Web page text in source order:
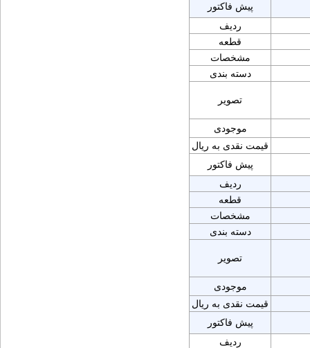
پیش فاکتور
ردیف
قطعه
مشخصات
دسته بندی
تصویر
موجودی
قیمت نقدی به ریال
پیش فاکتور
ردیف
قطعه
مشخصات
دسته بندی
تصویر
موجودی
قیمت نقدی به ریال
پیش فاکتور
ردیف